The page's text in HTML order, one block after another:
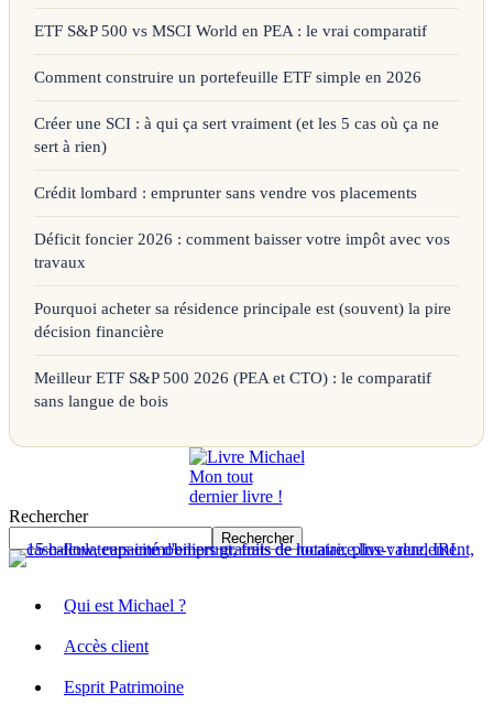
ETF S&P 500 vs MSCI World en PEA : le vrai comparatif
Comment construire un portefeuille ETF simple en 2026
Créer une SCI : à qui ça sert vraiment (et les 5 cas où ça ne
sert à rien)
Crédit lombard : emprunter sans vendre vos placements
Déficit foncier 2026 : comment baisser votre impôt avec vos
travaux
Pourquoi acheter sa résidence principale est (souvent) la pire
décision financière
Meilleur ETF S&P 500 2026 (PEA et CTO) : le comparatif
sans langue de bois
Mon tout
dernier livre !
Rechercher
Rechercher
Qui est Michael ?
Accès client
Esprit Patrimoine